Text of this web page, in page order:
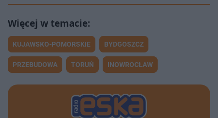
KUJAWSKO-POMORSKIE BYDGOSZCZ
PRZEBUDOWA TORUŃ INOWROCŁAW